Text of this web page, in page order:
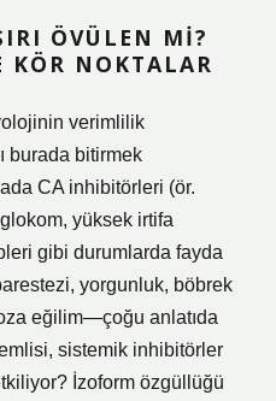
ÖVÜLEN MI?
KÖR NOKTALAR
verimlilik
burada bitirmek
CA inhibitörleri (ör.
yüksek irtifa
gibi durumlarda fayda
yorgunluk, böbrek
eğilim—çoğu anlatıda
sistemik inhibitörler
İzoform özgüllüğü